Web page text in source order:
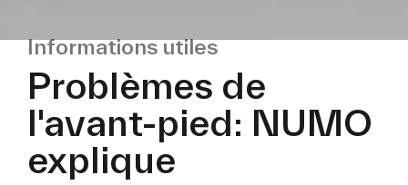
Informations utiles
Problèmes de
l'avant-pied: NUMO
explique